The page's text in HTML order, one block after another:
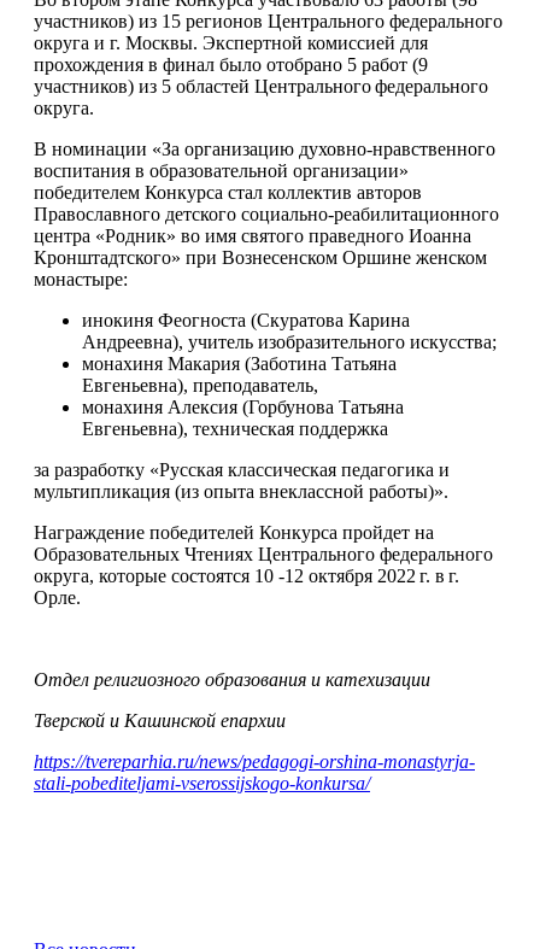
участников) из 15 регионов Центрального федерального
округа и г. Москвы. Экспертной комиссией для
прохождения в финал было отобрано 5 работ (9
участников) из 5 областей Центрального федерального
округа.
В номинации «За организацию духовно-нравственного
воспитания в образовательной организации»
победителем Конкурса стал коллектив авторов
Православного детского социально-реабилитационного
центра «Родник» во имя святого праведного Иоанна
Кронштадтского» при Вознесенском Оршине женском
монастыре:
инокиня Феогноста (Скуратова Карина
Андреевна), учитель изобразительного искусства;
монахиня Макария (Заботина Татьяна
Евгеньевна), преподаватель,
монахиня Алексия (Горбунова Татьяна
Евгеньевна), техническая поддержка
за разработку «Русская классическая педагогика и
мультипликация (из опыта внеклассной работы)».
Награждение победителей Конкурса пройдет на
Образовательных Чтениях Центрального федерального
округа, которые состоятся 10 -12 октября 2022 г. в г.
Орле.
Отдел религиозного образования и катехизации
Тверской и Кашинской епархии
https://tvereparhia.ru/news/pedagogi-orshina-monastyrja-
stali-pobediteljami-vserossijskogo-konkursa/